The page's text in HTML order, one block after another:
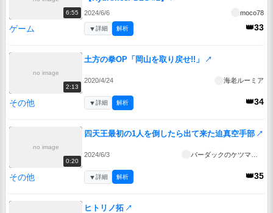
6:55 2024/6/6 moco78
ゲーム 👑33
▼詳細 解析
no image
2:13
土方の拳OP「岡山を取り戻せ!!」 ↗
2020/4/24 海老ルーミア
その他 👑34
▼詳細 解析
no image
0:20
四天王最初の1人を倒したら出て来た迫真空手部 ↗
2024/6/3
その他 👑35
▼詳細 解析
ヒトリノ拓 ↗